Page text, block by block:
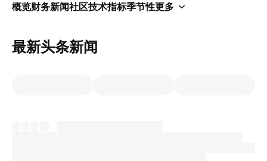
概览财务新闻社区技术指标季节性更多
最新头条新闻